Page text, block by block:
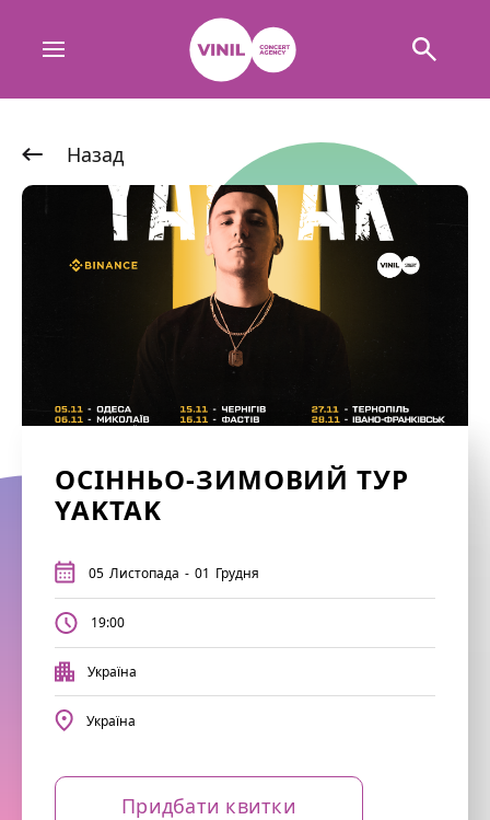
Назад
ОСІННЬО-ЗИМОВИЙ ТУР
YAKTAK
05 Листопада - 01 Грудня
19:00
Україна
Україна
Придбати квитки